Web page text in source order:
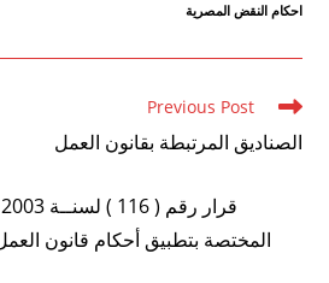
احكام النقض المصرية
Read
more
articles
Previous Post
الصناديق المرتبطة بقانون العمل
المختصة بتطبيق أحكام قانون العمل رقم ( 12 )